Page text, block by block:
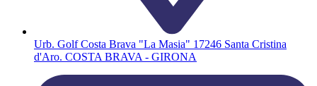
Urb. Golf Costa Brava "La Masia" 17246 Santa Cristina
d'Aro. COSTA BRAVA - GIRONA